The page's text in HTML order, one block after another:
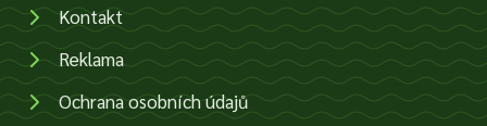
Kontakt
Reklama
Ochrana osobních údajů